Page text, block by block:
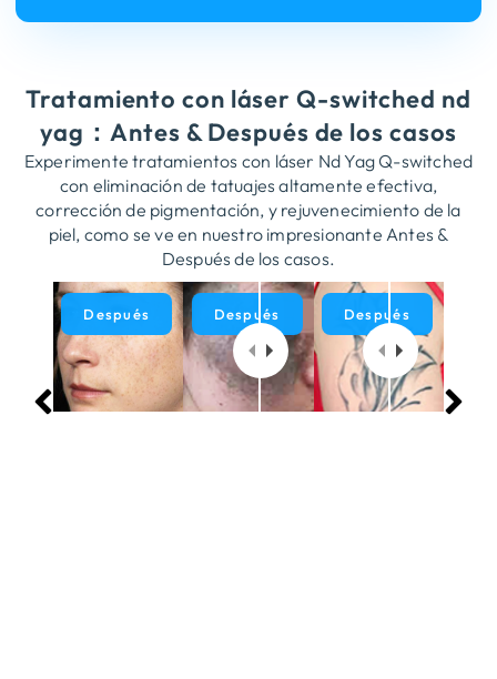
Tratamiento con láser Q-switched nd
yag：Antes & Después de los casos
Experimente tratamientos con láser Nd Yag Q-switched
con eliminación de tatuajes altamente efectiva,
corrección de pigmentación, y rejuvenecimiento de la
piel, como se ve en nuestro impresionante Antes &
Después de los casos.
Antes
Después Antes
Después Antes
Después